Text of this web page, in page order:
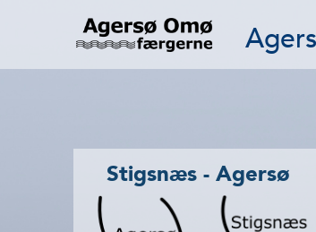
Stigsnæs - Agersø